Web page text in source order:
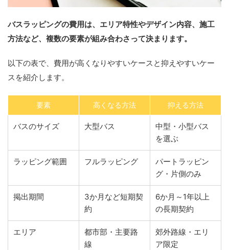
バスラッピングの費用は、エリア特性やデザイン内容、施工
方法など、複数の要素が組み合わさって決まります。
以下の表で、費用が高くなりやすいケースと抑えやすいケー
スを紹介します。
要素 高くなる方法 抑える方法
バスのサイズ 大型バス
中型・小型バス
を選ぶ
ラッピング範囲 フルラッピング
パートラッピン
グ・片側のみ
掲出期間
3か月など短期契
約
6か月～1年以上
の長期契約
エリア
都市部・主要路
線
郊外路線・エリ
ア限定